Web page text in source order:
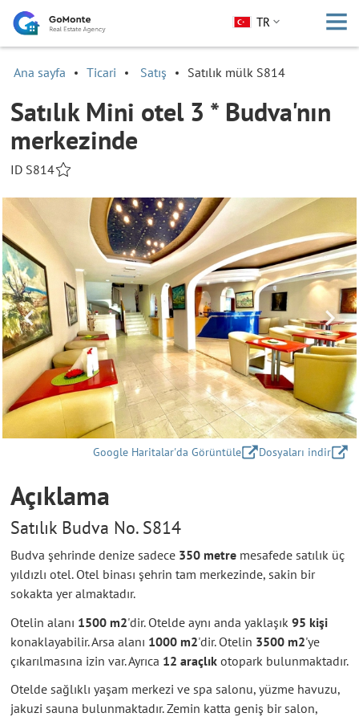
TR
Ana sayfa Ticari Satış Satılık mülk S814
Satılık Mini otel 3 * Budva'nın
merkezinde
ID S814
Google Haritalar'da Görüntüle Dosyaları indir
Açıklama
Satılık Budva No. S814
Budva şehrinde denize sadece 350 metre mesafede satılık üç
yıldızlı otel. Otel binası şehrin tam merkezinde, sakin bir
sokakta yer almaktadır.
Otelin alanı 1500 m2'dir. Otelde aynı anda yaklaşık 95 kişi
konaklayabilir. Arsa alanı 1000 m2'dir. Otelin 3500 m2'ye
çıkarılmasına izin var. Ayrıca 12 araçlık otopark bulunmaktadır.
Otelde sağlıklı yaşam merkezi ve spa salonu, yüzme havuzu,
jakuzi sauna bulunmaktadır. Zemin katta geniş bir salon,